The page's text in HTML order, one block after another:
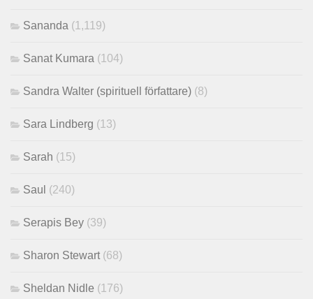
Sananda (1,119)
Sanat Kumara (104)
Sandra Walter (spirituell författare) (8)
Sara Lindberg (13)
Sarah (15)
Saul (240)
Serapis Bey (39)
Sharon Stewart (68)
Sheldan Nidle (176)